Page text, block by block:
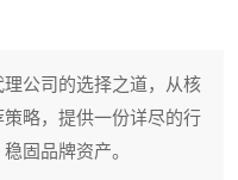
公司的选择之道，从核
略，提供一份详尽的行
固品牌资产。